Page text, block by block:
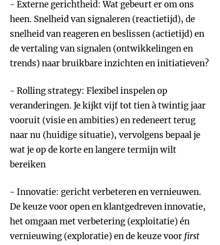
- Externe gerichtheid: Wat gebeurt er om ons
heen. Snelheid van signaleren (reactietijd), de
snelheid van reageren en beslissen (actietijd) en
de vertaling van signalen (ontwikkelingen en
trends) naar bruikbare inzichten en initiatieven?
- Rolling strategy: Flexibel inspelen op
veranderingen. Je kijkt vijf tot tien à twintig jaar
vooruit (visie en ambities) en redeneert terug
naar nu (huidige situatie), vervolgens bepaal je
wat je op de korte en langere termijn wilt
bereiken
- Innovatie: gericht verbeteren en vernieuwen.
De keuze voor open en klantgedreven innovatie,
het omgaan met verbetering (exploitatie) én
vernieuwing (exploratie) en de keuze voor first